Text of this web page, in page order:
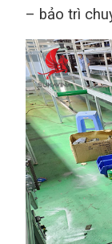
– bảo trì